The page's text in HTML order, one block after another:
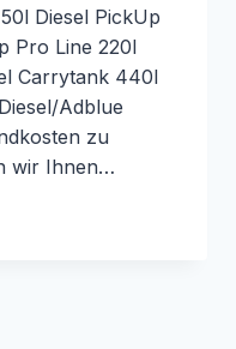
Diesel PickUp
Pro Line 220l
Carrytank 440l
Adblue
zu
wir Ihnen…